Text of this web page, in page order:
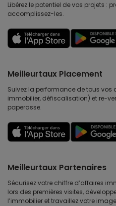
Libérez le potentiel de vos projets :
accomplissez-les.
Meilleurtaux Placement
Suivez la performance de tous vos
immobilier, défiscalisation) et re-
paperasse.
Meilleurtaux Partenaires
Sécurisez votre chiffre d’affaires
lors des premières visites,
l’immobilier et travaillez votre